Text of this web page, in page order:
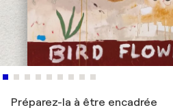
Préparez-la à être encadrée